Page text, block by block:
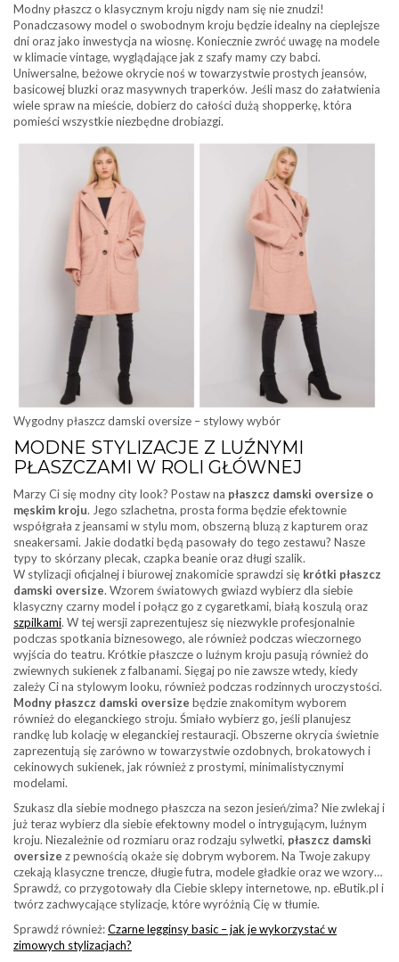
Modny płaszcz o klasycznym kroju nigdy nam się nie znudzi!
Ponadczasowy model o swobodnym kroju będzie idealny na cieplejsze
dni oraz jako inwestycja na wiosnę. Koniecznie zwróć uwagę na modele
w klimacie vintage, wyglądające jak z szafy mamy czy babci.
Uniwersalne, beżowe okrycie noś w towarzystwie prostych jeansów,
basicowej bluzki oraz masywnych traperków. Jeśli masz do załatwienia
wiele spraw na mieście, dobierz do całości dużą shopperkę, która
pomieści wszystkie niezbędne drobiazgi.
Wygodny płaszcz damski oversize – stylowy wybór
MODNE STYLIZACJE Z LUŹNYMI
PŁASZCZAMI W ROLI GŁÓWNEJ
Marzy Ci się modny city look? Postaw na płaszcz damski oversize o
męskim kroju. Jego szlachetna, prosta forma będzie efektownie
współgrała z jeansami w stylu mom, obszerną bluzą z kapturem oraz
sneakersami. Jakie dodatki będą pasowały do tego zestawu? Nasze
typy to skórzany plecak, czapka beanie oraz długi szalik.
W stylizacji oficjalnej i biurowej znakomicie sprawdzi się krótki płaszcz
damski oversize. Wzorem światowych gwiazd wybierz dla siebie
klasyczny czarny model i połącz go z cygaretkami, białą koszulą oraz
szpilkami. W tej wersji zaprezentujesz się niezwykle profesjonalnie
podczas spotkania biznesowego, ale również podczas wieczornego
wyjścia do teatru. Krótkie płaszcze o luźnym kroju pasują również do
zwiewnych sukienek z falbanami. Sięgaj po nie zawsze wtedy, kiedy
zależy Ci na stylowym looku, również podczas rodzinnych uroczystości.
Modny płaszcz damski oversize będzie znakomitym wyborem
również do eleganckiego stroju. Śmiało wybierz go, jeśli planujesz
randkę lub kolację w eleganckiej restauracji. Obszerne okrycia świetnie
zaprezentują się zarówno w towarzystwie ozdobnych, brokatowych i
cekinowych sukienek, jak również z prostymi, minimalistycznymi
modelami.
Szukasz dla siebie modnego płaszcza na sezon jesień/zima? Nie zwlekaj i
już teraz wybierz dla siebie efektowny model o intrygującym, luźnym
kroju. Niezależnie od rozmiaru oraz rodzaju sylwetki, płaszcz damski
oversize z pewnością okaże się dobrym wyborem. Na Twoje zakupy
czekają klasyczne trencze, długie futra, modele gładkie oraz we wzory…
Sprawdź, co przygotowały dla Ciebie sklepy internetowe, np. eButik.pl i
twórz zachwycające stylizacje, które wyróżnią Cię w tłumie.
Sprawdź również:Czarne legginsy basic – jak je wykorzystać w
zimowych stylizacjach?